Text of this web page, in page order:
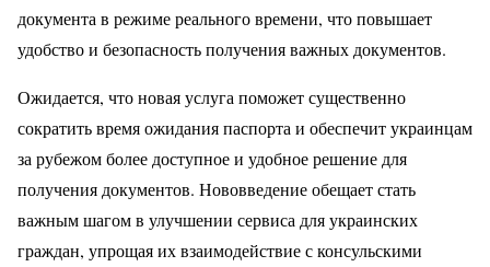
документа в режиме реального времени, что повышает
удобство и безопасность получения важных документов.
Ожидается, что новая услуга поможет существенно
сократить время ожидания паспорта и обеспечит украинцам
за рубежом более доступное и удобное решение для
получения документов. Нововведение обещает стать
важным шагом в улучшении сервиса для украинских
граждан, упрощая их взаимодействие с консульскими